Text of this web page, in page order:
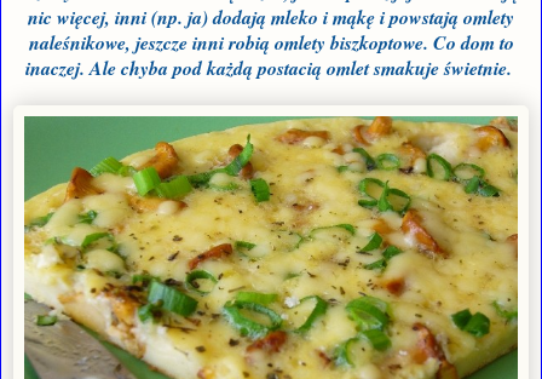
nic więcej, inni (np. ja) dodają mleko i mąkę i powstają omlety
naleśnikowe, jeszcze inni robią omlety biszkoptowe. Co dom to
inaczej. Ale chyba pod każdą postacią omlet smakuje świetnie.